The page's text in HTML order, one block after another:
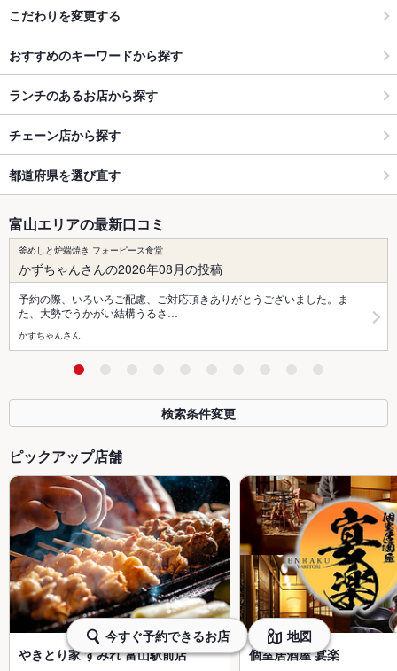
こだわりを変更する
おすすめのキーワードから探す
ランチのあるお店から探す
チェーン店から探す
都道府県を選び直す
富山エリアの最新口コミ
釜めしと炉端焼き フォーピース食堂
かずちゃんさんの2026年08月の投稿
予約の際、いろいろご配慮、ご対応頂きありがとうございました。ま
た、大勢でうかがい結構うるさ…
かずちゃんさん
検索条件変更
ピックアップ店舗
やきとり家 すみれ 富山駅前店 個室居酒屋 宴楽
今すぐ予約できるお店 地図